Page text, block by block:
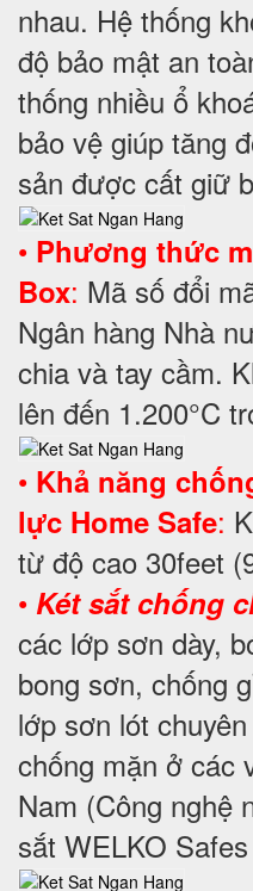
nhau. Hệ thống
độ bảo mật an
thống nhiều ổ
bảo vệ giúp tăng
sản được cất giữ
• Phương thức
Box: Mã số đổi
Ngân hàng Nhà
chia và tay cầm.
lên đến 1.200°C
• Khả năng
lực Home Safe:
từ độ cao 30feet
• Két sắt chống
các lớp sơn dày,
bong sơn, chống
lớp sơn lót
chống mặn ở các
Nam (Công nghệ
sắt WELKO